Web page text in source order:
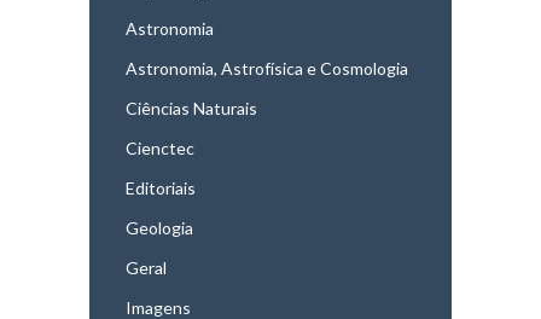
Astronomia
Astronomia, Astrofísica e Cosmologia
Ciências Naturais
Cienctec
Editoriais
Geologia
Geral
Imagens